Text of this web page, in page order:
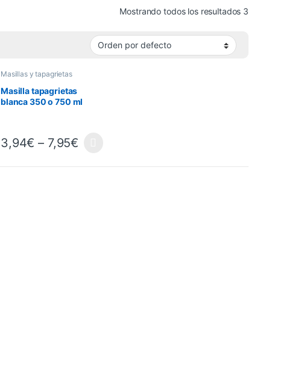
Mostrando todos los resultados 3
Masillas y tapagrietas
Masilla tapagrietas
blanca 350 o 750 ml
3,94€ – 7,95€